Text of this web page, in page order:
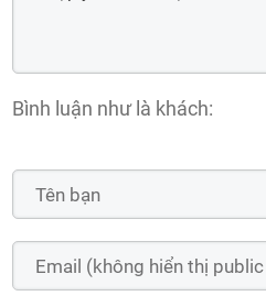
Bình luận như là khách: